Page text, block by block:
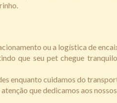
ou a logística de
que seu pet chegue
enquanto cuidamos do
que dedicamos aos